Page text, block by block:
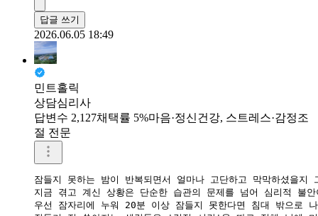
답글 쓰기
2026.06.05 18:49
민트홀릭
상담심리사
답변수 2,127채택률 5%마음·정신건강, 스트레스·감정조
절 전문
잠들지 못하는 밤이 반복되면서 얼마나 고단하고 막막하셨을
지금 겪고 계신 상황은 단순한 습관의 문제를 넘어 심리적 불
우선 잠자리에 누워 20분 이상 잠들지 못한다면 침대 밖으로